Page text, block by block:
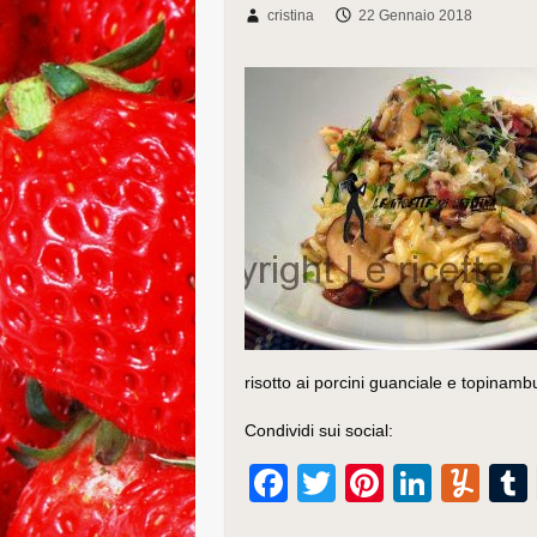
cristina 22 Gennaio 2018
risotto ai porcini guanciale e
Condividi sui social:
F
T
Pi Li
Y